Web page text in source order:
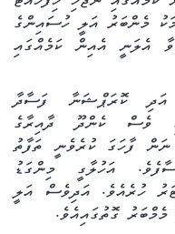
މެންބަރު އަލީ ހުސައިންގެ
އެލަނީ އެއިން ކަމެއްގައި
އަދި ކޮރަޕްޝަނާ ފަސާދާ
ވެސް ކެންދޫ ދާއިރާގެ
ފާހަގަ ކުރެވެނީ ތަފާތު
އަހުލާގީ މިންގަޑު
ހުރެއެވެ. އަދިވެސް އަލީ
ގޮތުގައިއެވެ.